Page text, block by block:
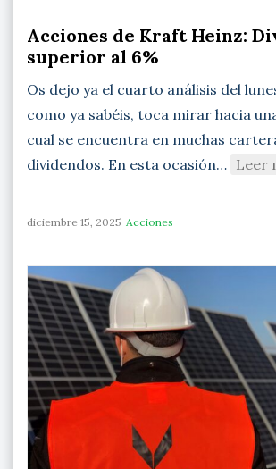
Acciones de Kraft Heinz:
superior al 6%
Os dejo ya el cuarto análisis del
como ya sabéis, toca mirar hacia
cual se encuentra en muchas
dividendos. En esta ocasión… Leer
diciembre 15, 2025 Acciones